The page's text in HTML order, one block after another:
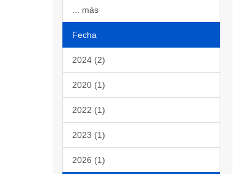
... más
Fecha
2024 (2)
2020 (1)
2022 (1)
2023 (1)
2026 (1)